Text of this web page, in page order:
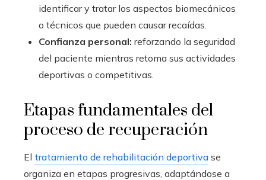
identificar y tratar los aspectos biomecánicos
o técnicos que pueden causar recaídas.
Confianza personal: reforzando la seguridad
del paciente mientras retoma sus actividades
deportivas o competitivas.
Etapas fundamentales del
proceso de recuperación
El tratamiento de rehabilitación deportiva se
organiza en etapas progresivas, adaptándose a